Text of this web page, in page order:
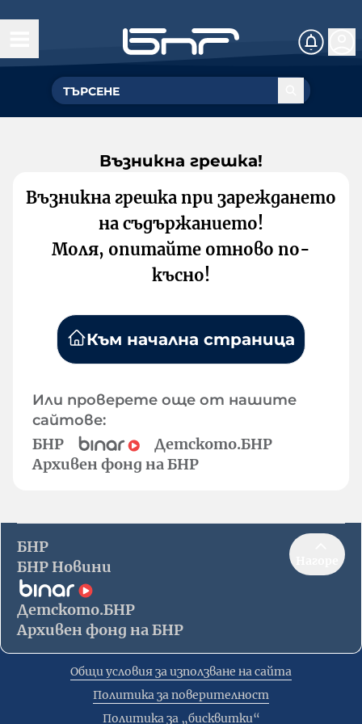
Възникна грешка!
Възникна грешка при зареждането
на съдържанието!
Моля, опитайте отново по-
късно!
Към начална страница
Или проверете още от нашите
сайтове:
БНР
Детското.БНР
Архивен фонд на БНР
БНР
БНР Новини
Детското.БНР
Архивен фонд на БНР
Общи условия за използване на сайта
Политика за поверителност
Политика за „бисквитки“